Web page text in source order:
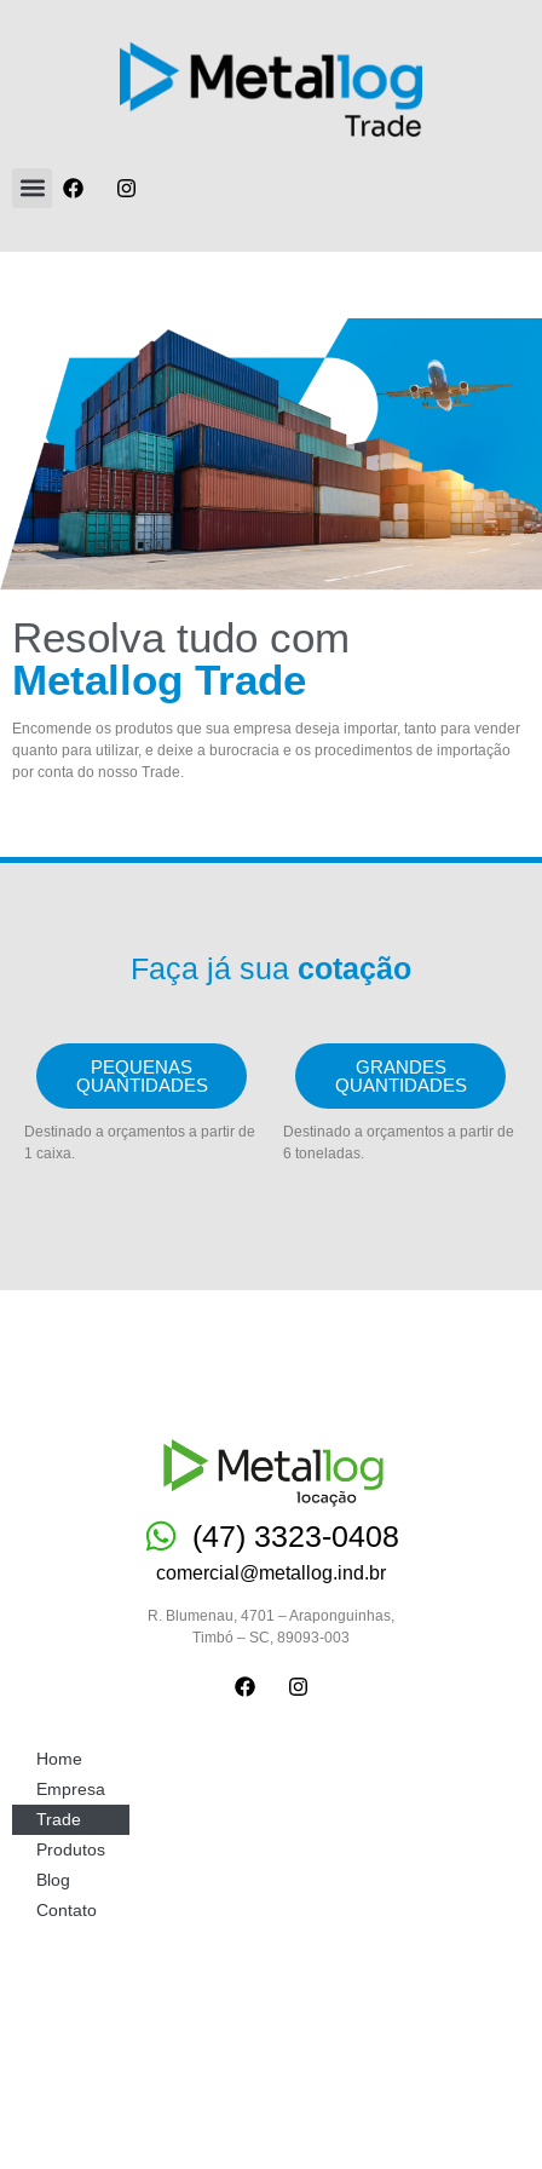
Resolva tudo com
Metallog Trade
Encomende os produtos que sua empresa deseja importar, tanto para vender
quanto para utilizar, e deixe a burocracia e os procedimentos de importação
por conta do nosso Trade.
Faça já sua cotação
PEQUENAS
QUANTIDADES
Destinado a orçamentos a partir de
1 caixa.
GRANDES
QUANTIDADES
Destinado a orçamentos a partir de
6 toneladas.
(47) 3323-0408
comercial@metallog.ind.br
R. Blumenau, 4701 – Araponguinhas,
Timbó – SC, 89093-003
Home
Empresa
Trade
Produtos
Blog
Contato